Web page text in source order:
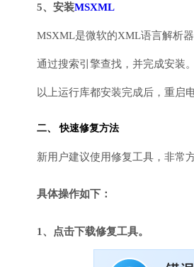
5、安装MSXML
MSXML是微软的XML语言解析
通过搜索引擎查找，并完成安装。
以上运行库都安装完成后，重启
二、 快速修复方法
新用户建议使用修复工具，非常
具体操作如下：
1、点击下载修复工具。